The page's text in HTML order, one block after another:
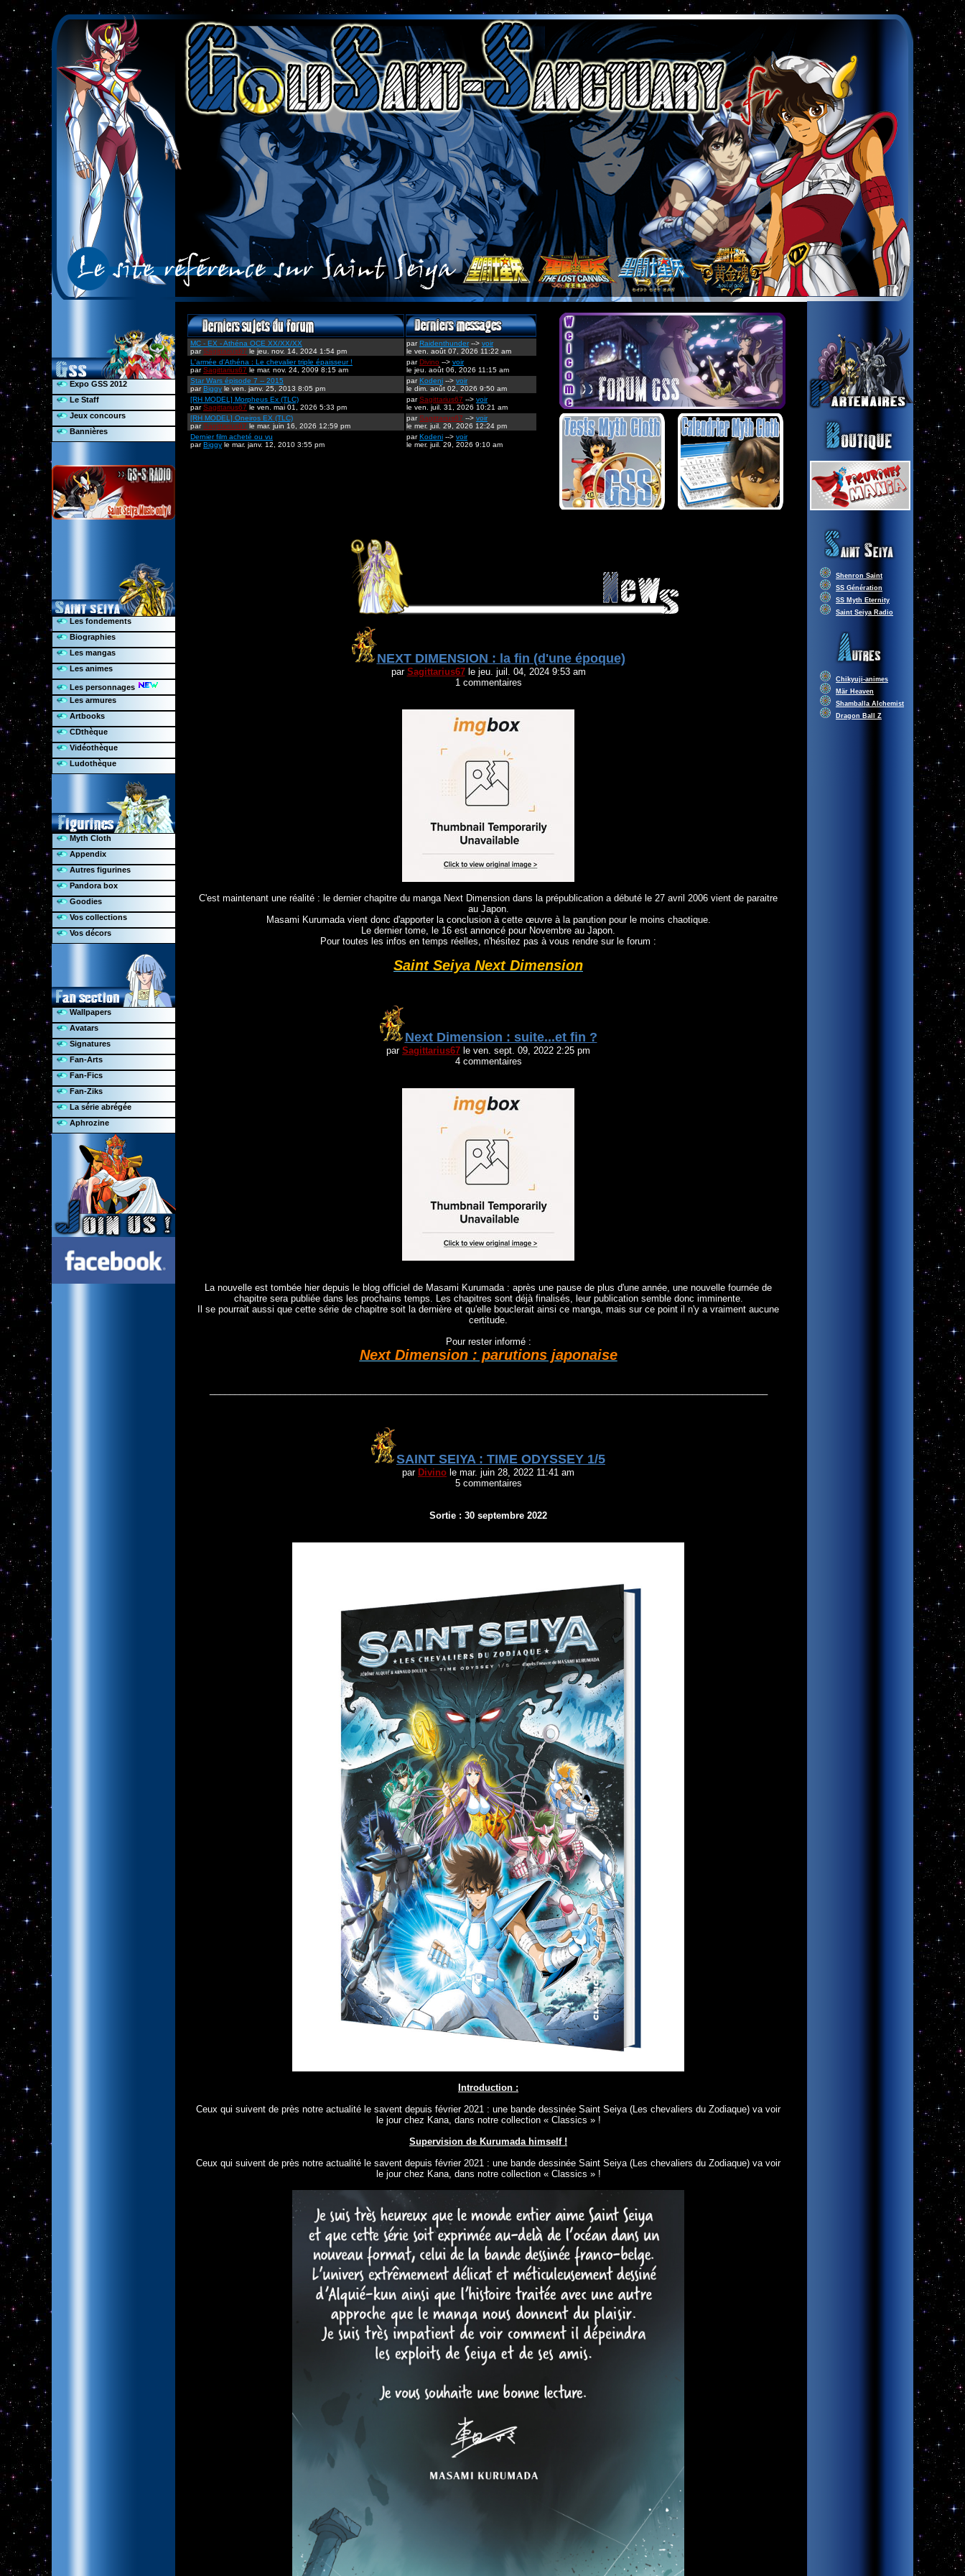
Expo GSS 2012
Le Staff
Jeux concours
Bannières
Les fondements
Biographies
Les mangas
Les animes
Les personnages
Les armures
Artbooks
CDthèque
Vidéothèque
Ludothèque
Myth Cloth
Appendix
Autres figurines
Pandora box
Goodies
Vos collections
Vos décors
Wallpapers
Avatars
Signatures
Fan-Arts
Fan-Fics
Fan-Ziks
La série abrégée
Aphrozine
Shenron Saint
SS Génération
SS Myth Eternity
Saint Seiya Radio
Chikyuji-animes
Mär Heaven
Shamballa Alchemist
Dragon Ball Z
MC - EX - Athéna OCE XX/XX/XX
parSagittarius67 le jeu. nov. 14, 2024 1:54 pm
parRaidenthunder--> voir
le ven. août 07, 2026 11:22 am
L'armée d'Athéna : Le chevalier triple épaisseur !
parSagittarius67 le mar. nov. 24, 2009 8:15 am
parDivino --> voir
le jeu. août 06, 2026 11:15 am
Star Wars épisode 7 -- 2015
parBiggy le ven. janv. 25, 2013 8:05 pm
parKodeni --> voir
le dim. août 02, 2026 9:50 am
[RH MODEL] Morpheus Ex (TLC)
parSagittarius67 le ven. mai 01, 2026 5:33 pm
parSagittarius67 --> voir
le ven. juil. 31, 2026 10:21 am
[RH MODEL] Oneiros EX (TLC)
parSagittarius67 le mar. juin 16, 2026 12:59 pm
parSagittarius67 --> voir
le mer. juil. 29, 2026 12:24 pm
Dernier film acheté ou vu
parBiggy le mar. janv. 12, 2010 3:55 pm
parKodeni --> voir
le mer. juil. 29, 2026 9:10 am
NEXT DIMENSION : la fin (d'une époque)
par Sagittarius67le jeu. juil. 04, 2024 9:53 am
1 commentaires
C'est maintenant une réalité : le dernier chapitre du manga Next Dimension dans la prépublication a débuté le 27 avril 2006 vient de paraitre
au Japon.
Masami Kurumada vient donc d'apporter la conclusion à cette œuvre à la parution pour le moins chaotique.
Le dernier tome, le 16 est annoncé pour Novembre au Japon.
Pour toutes les infos en temps réelles, n'hésitez pas à vous rendre sur le forum :
Saint Seiya Next Dimension
Next Dimension : suite...et fin ?
par Sagittarius67 le ven. sept. 09, 2022 2:25 pm
4 commentaires
La nouvelle est tombée hier depuis le blog officiel de Masami Kurumada : après une pause de plus d'une année, une nouvelle fournée de
chapitre sera publiée dans les prochains temps. Les chapitres sont déjà finalisés, leur publication semble donc imminente.
Il se pourrait aussi que cette série de chapitre soit la dernière et qu'elle bouclerait ainsi ce manga, mais sur ce point il n'y a vraiment aucune
certitude.
Pour rester informé :
Next Dimension : parutions japonaise
SAINT SEIYA : TIME ODYSSEY 1/5
par Divino le mar. juin 28, 2022 11:41 am
5 commentaires
Sortie : 30 septembre 2022
Introduction :
Ceux qui suivent de près notre actualité le savent depuis février 2021 : une bande dessinée Saint Seiya (Les chevaliers du Zodiaque) va voir
le jour chez Kana, dans notre collection « Classics » !
Supervision de Kurumada himself !
Ceux qui suivent de près notre actualité le savent depuis février 2021 : une bande dessinée Saint Seiya (Les chevaliers du Zodiaque) va voir
le jour chez Kana, dans notre collection « Classics » !